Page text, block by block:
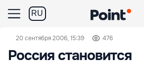
RU
20 сентября 2006, 15:39 476
Россия становится